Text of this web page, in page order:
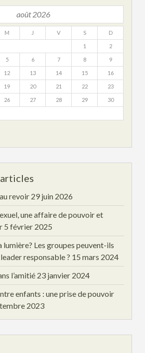
août 2026
M J V S D
1 2
5 6 7 8 9
12 13 14 15 16
19 20 21 22 23
26 27 28 29 30
revoir 29 juin 2026
une affaire de pouvoir et
5 février 2025
lumière? Les groupes peuvent-ils
responsable ? 15 mars 2024
l’amitié 23 janvier 2024
enfants : une prise de pouvoir
2023